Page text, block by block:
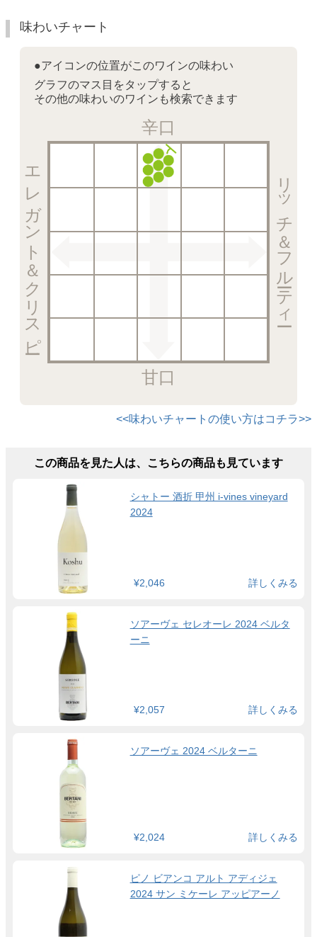
味わいチャート
●アイコンの位置がこのワインの味わい
グラフのマス目をタップすると
その他の味わいのワインも検索できます
辛口
リッチ＆フルーティー
甘口
エレガント＆クリスピー
<<味わいチャートの使い方はコチラ>>
この商品を見た人は、こちらの商品も見ています
シャトー 酒折 甲州 i-vines vineyard
2024
¥2,046 詳しくみる
ソアーヴェ セレオーレ 2024 ベルタ
ーニ
¥2,057 詳しくみる
ソアーヴェ 2024 ベルターニ
¥2,024 詳しくみる
ピノ ビアンコ アルト アディジェ
2024 サン ミケーレ アッピアーノ